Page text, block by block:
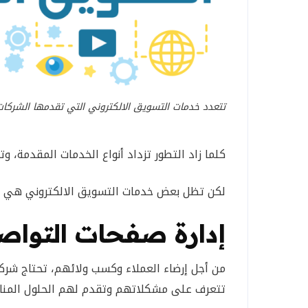
تتعدد خدمات التسويق الالكتروني التي تقدمها
كلما زاد التطور تزداد أنواع الخدمات
لكن تظل بعض خدمات التسويق الالكتروني هي
إدارة صفحات
من أجل إرضاء العملاء وكسب ولائهم، تحتاج
تتعرف على مشكلاتهم وتقدم لهم الحلول